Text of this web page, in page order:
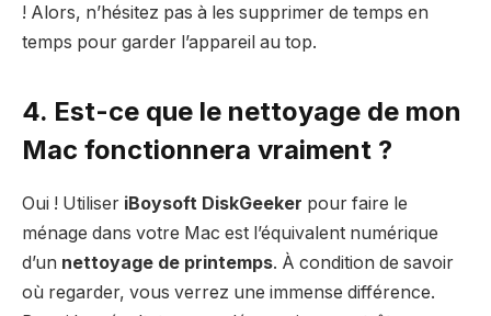
! Alors, n’hésitez pas à les supprimer de temps en
temps pour garder l’appareil au top.
4. Est-ce que le nettoyage de mon
Mac fonctionnera vraiment ?
Oui ! Utiliser iBoysoft DiskGeeker pour faire le
ménage dans votre Mac est l’équivalent numérique
d’un nettoyage de printemps. À condition de savoir
où regarder, vous verrez une immense différence.